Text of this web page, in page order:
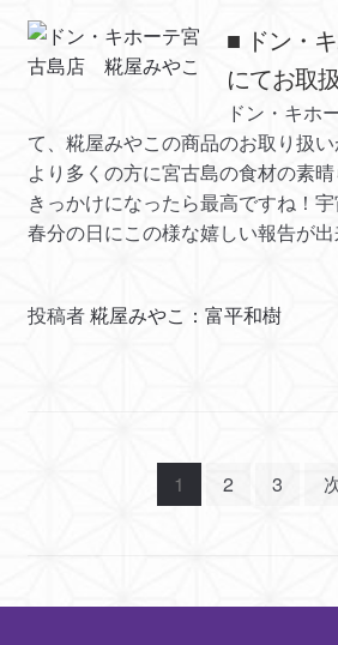
■ ドン・
にてお取
ドン・キホ
て、糀屋みやこの商品のお取り扱い
より多くの方に宮古島の食材の素
きっかけになったら最高ですね！
春分の日にこの様な嬉しい報告が
投稿者糀屋みやこ：富平和樹
の
1 2 3